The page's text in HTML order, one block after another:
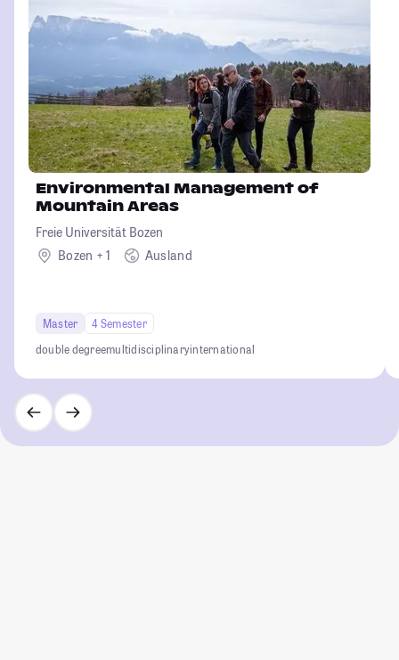
Environmental Management of
Mountain Areas
Freie Universität Bozen
Bozen + 1
Ausland
Master
4 Semester
double degreemultidisciplinaryinternational